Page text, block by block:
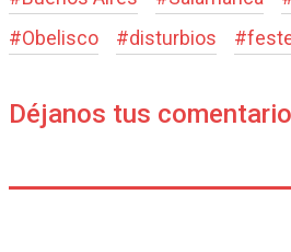
#Obelisco #disturbios #
Déjanos tus